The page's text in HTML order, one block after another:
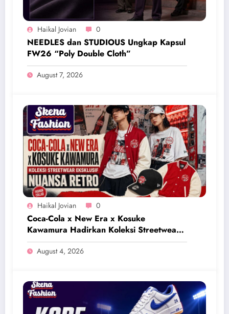
Haikal Jovian 0
NEEDLES dan STUDIOUS Ungkap Kapsul
FW26 “Poly Double Cloth”
August 7, 2026
Haikal Jovian 0
Coca-Cola x New Era x Kosuke
Kawamura Hadirkan Koleksi Streetwear
Eksklusif Bernuansa Retro
August 4, 2026